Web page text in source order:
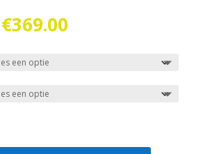
Oorspronkelijke
prijs
was:
€569.00.
€369.00Huidige